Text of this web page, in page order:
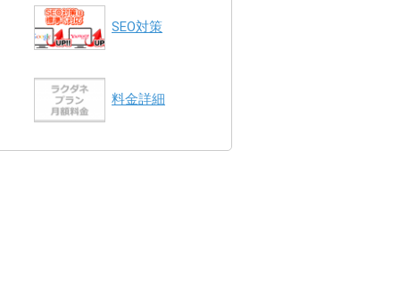
SEO対策
料金詳細